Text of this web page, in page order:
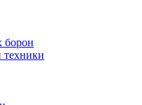
борон
техники